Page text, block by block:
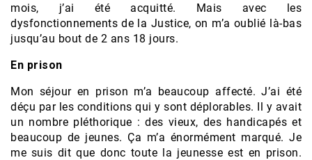
mois, j’ai été acquitté. Mais avec les
dysfonctionnements de la Justice, on m’a oublié là-bas
jusqu’au bout de 2 ans 18 jours.
En prison
Mon séjour en prison m’a beaucoup affecté. J’ai été
déçu par les conditions qui y sont déplorables. Il y avait
un nombre pléthorique : des vieux, des handicapés et
beaucoup de jeunes. Ça m’a énormément marqué. Je
me suis dit que donc toute la jeunesse est en prison.